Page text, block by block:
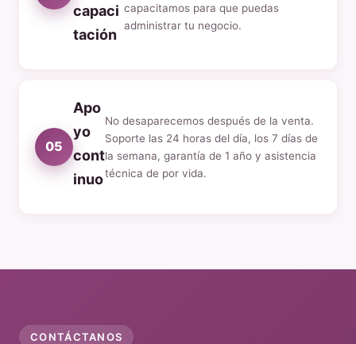
capaci
tación
capacitamos para que puedas
administrar tu negocio.
05
Apo
yo
cont
inuo
No desaparecemos después de la venta.
Soporte las 24 horas del día, los 7 días de
la semana, garantía de 1 año y asistencia
técnica de por vida.
CONTÁCTANOS